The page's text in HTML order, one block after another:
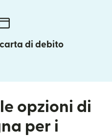
di debito
opzioni di
per i